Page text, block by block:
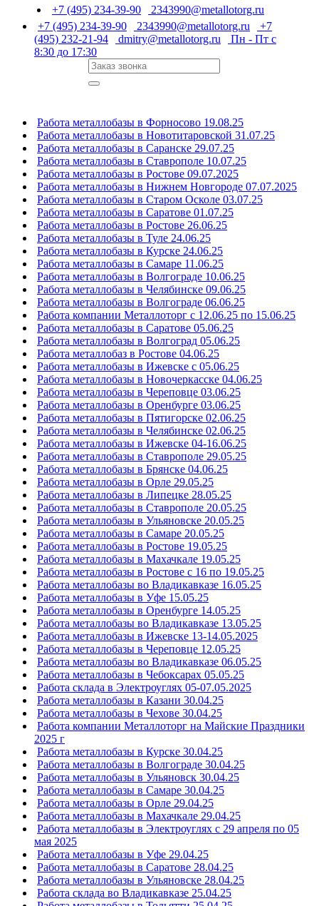
+7 (495) 234-39-90
2343990@metallotorg.ru
+7 (495) 234-39-90
2343990@metallotorg.ru
+7
(495) 232-21-94
dmitry@metallotorg.ru
Пн - Пт с
8:30 до 17:30
Работа металлобазы в Форносово 19.08.25
Работа металлобазы в Новотитаровской 31.07.25
Работа металлобазы в Саранске 29.07.25
Работа металлобазы в Ставрополе 10.07.25
Работа металлобазы в Ростове 09.07.2025
Работа металлобазы в Нижнем Новгороде 07.07.2025
Работа металлобазы в Старом Осколе 03.07.25
Работа металлобазы в Саратове 01.07.25
Работа металлобазы в Ростове 26.06.25
Работа металлобазы в Туле 24.06.25
Работа металлобазы в Курске 24.06.25
Работа металлобазы в Самаре 11.06.25
Работа металлобазы в Волгограде 10.06.25
Работа металлобазы в Челябинске 09.06.25
Работа металлобазы в Волгограде 06.06.25
Работа компании Металлоторг с 12.06.25 по 15.06.25
Работа металлобазы в Саратове 05.06.25
Работа металлобазы в Волгоград 05.06.25
Работа металлобаз в Ростове 04.06.25
Работа металлобазы в Ижевске с 05.06.25
Работа металлобазы в Новочеркасске 04.06.25
Работа металлобазы в Череповце 03.06.25
Работа металлобазы в Оренбурге 03.06.25
Работа металлобазы в Пятигорске 02.06.25
Работа металлобазы в Челябинске 02.06.25
Работа металлобазы в Ижевске 04-16.06.25
Работа металлобазы в Ставрополе 29.05.25
Работа металлобазы в Брянске 04.06.25
Работа металлобазы в Орле 29.05.25
Работа металлобазы в Липецке 28.05.25
Работа металлобазы в Ставрополе 20.05.25
Работа металлобазы в Ульяновске 20.05.25
Работа металлобазы в Самаре 20.05.25
Работа металлобазы в Ростове 19.05.25
Работа металлобазы в Махачкале 19.05.25
Работа металлобазы в Ростове с 16 по 19.05.25
Работа металлобазы во Владикавказе 16.05.25
Работа металлобазы в Уфе 15.05.25
Работа металлобазы в Оренбурге 14.05.25
Работа металлобазы во Владикавказе 13.05.25
Работа металлобазы в Ижевске 13-14.05.2025
Работа металлобазы в Череповце 12.05.25
Работа металлобазы во Владикавказе 06.05.25
Работа металлобазы в Чебоксарах 05.05.25
Работа склада в Электроуглях 05-07.05.2025
Работа металлобазы в Казани 30.04.25
Работа металлобазы в Чехове 30.04.25
Работа компании Металлоторг на Майские Праздники
2025 г
Работа металлобазы в Курске 30.04.25
Работа металлобазы в Волгограде 30.04.25
Работа металлобазы в Ульяновск 30.04.25
Работа металлобазы в Самаре 30.04.25
Работа металлобазы в Орле 29.04.25
Работа металлобазы в Махачкале 29.04.25
Работа металлобазы в Электроуглях с 29 апреля по 05
мая 2025
Работа металлобазы в Уфе 29.04.25
Работа металлобазы в Саратове 28.04.25
Работа металлобазы в Ульяновске 28.04.25
Работа склада во Владикавказе 25.04.25